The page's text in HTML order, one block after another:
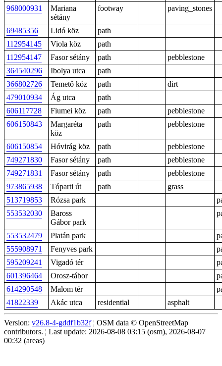
968000931
Mariana
sétány
footway paving_stones
69485356 Lidó köz
path
112954145
Viola köz
path
112954147
Fasor sétány path
pebblestone
364540296
Ibolya utca
path
366802726
Temető köz path
dirt
479010934
Ág utca
path
606117728
Fiumei köz path
pebblestone
606150843
Margaréta
köz
path pebblestone
606150854 Hóvirág köz path
pebblestone
749271830
Fasor sétány path
pebblestone
749271831
Fasor sétány path
pebblestone
973865938
Tóparti út path
grass
513719853
Rózsa park
553532030
Baross
Gábor park
553532479 Platán park
555908971
Fenyves park
595209241
Vigadó tér
601396464
Orosz-tábor
614290548
Malom tér
41822339
Akác utca residential asphalt
Version: v26.8-4-gddf1b32f¦ OSM data © OpenStreetMap
contributors. ¦ Last update: 2026-08-08 03:15 (osm), 2026-08-07
00:32 (areas)